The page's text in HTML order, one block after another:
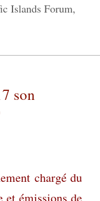
Islands Forum,
son
chargé du
et émissions de